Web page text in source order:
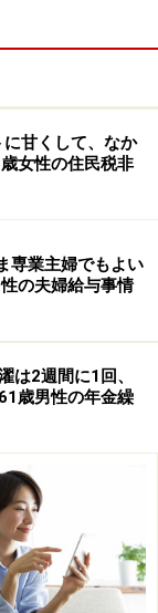
2万5000円、通
雑費1万5000
あり、合計16
すが、実際は
20万円前後」に
きていない」
た。ただ医療費
現役時代はも
価高の影響で
が難しいと感じ
甘くして、なか
女性の住民税非
専業主婦でもよい
の夫婦給与事情
は2週間に1回、
歳男性の年金繰